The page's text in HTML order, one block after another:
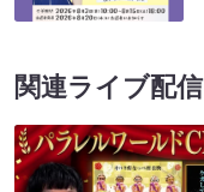
関連ライブ配信